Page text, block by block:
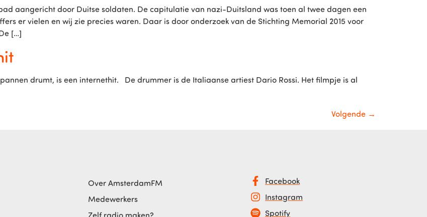
aangericht door Duitse soldaten. De capitulatie van nazi-Duitsland was toen al twee dagen een
er vielen en wij zie precies waren. Daar is door onderzoek van de Stichting Memorial 2015 voor
[…]
drumt, is een internethit. De drummer is de Italiaanse artiest Dario Rossi. Het filmpje is al
Volgende →
Over AmsterdamFM
Medewerkers
Zelf radio maken?
Facebook
Instagram
Spotify